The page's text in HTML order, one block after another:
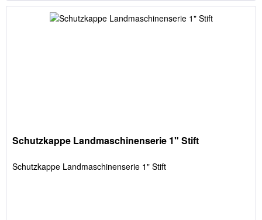
Schutzkappe Landmaschinenserie 1" Stift
Schutzkappe Landmaschinenserie 1" Stift